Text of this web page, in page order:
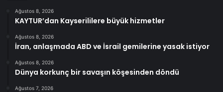
Ağustos 8, 2026
KAYTUR’dan Kayserililere büyük hizmetler
Ağustos 8, 2026
İran, anlaşmada ABD ve İsrail gemilerine yasak istiyor
Ağustos 8, 2026
Dünya korkunç bir savaşın köşesinden döndü
Ağustos 7, 2026